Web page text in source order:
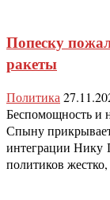
Попеску
ракеты
Политика
Беспомощность и
Спыну
интеграции Нику
политиков